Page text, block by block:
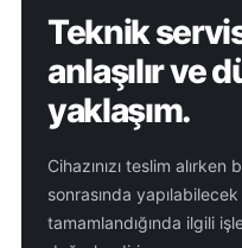
Teknik
anlaşılır ve
yaklaşım.
Cihazınızı teslim
sonrasında
tamamlandığında ilgili